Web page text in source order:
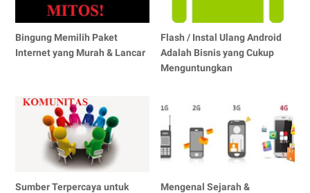
Bingung Memilih Paket
Internet yang Murah & Lancar
Flash / Instal Ulang Android
Adalah Bisnis yang Cukup
Menguntungkan
Sumber Terpercaya untuk
Mengenal Sejarah &